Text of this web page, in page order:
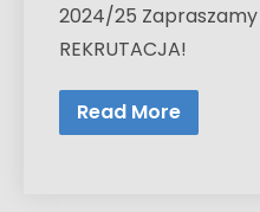
2024/25 Zapraszamy
REKRUTACJA!
Read More